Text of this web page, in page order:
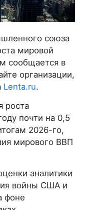
союза
мировой
сообщается в
организации,
Lenta.ru.
роста
почти на 0,5
2026-го,
мирового ВВП
аналитики
войны США и
фоне